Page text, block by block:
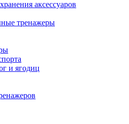
аксессуаров
тренажеры
и ягодиц